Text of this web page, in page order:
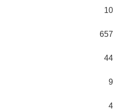
10
657
44
9
4